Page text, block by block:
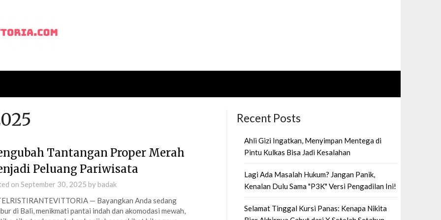
Tantangan Proper Merah
Peluang Pariwisata
on September 30, 2025 bybadak
— Bayangkan Anda sedang
di Bali, menikmati pantai indah dan akomodasi mewah,
Recent Posts
Ahli Gizi Ingatkan, Menyimpan Mentega di
Pintu Kulkas Bisa Jadi Kesalahan
Lagi Ada Masalah Hukum? Jangan Panik,
Kenalan Dulu Sama "P3K" Versi Pengadilan Ini!
Selamat Tinggal Kursi Panas: Kenapa Nikita